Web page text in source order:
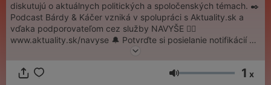
diskutujú o aktuálnych politických a spoločenských témach. ✒️
Podcast Bárdy & Káčer vzniká v spolupráci s Aktuality.sk a
vďaka podporovateľom cez služby NAVYŠE 👉🏻
www.aktuality.sk/navyse 🔔 Potvrďte si posielanie notifikácií k
novým dielom na svojej obľúbenej platforme aj na Youtube
nájdete na jednej stránke tu. 🎙️Na odber všetkých nových
Volume 1 x